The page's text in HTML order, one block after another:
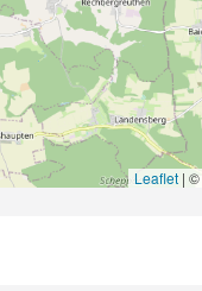
Leaflet | ©